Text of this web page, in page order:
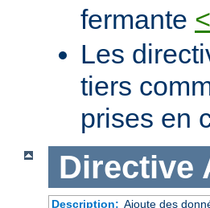
fermante
Les
tiers
prises en
Directive
Description: Ajoute des